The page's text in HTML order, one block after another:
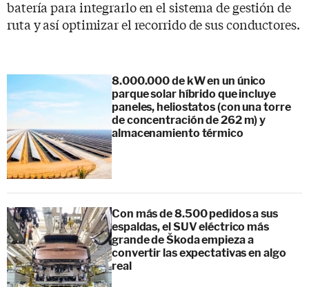
batería para integrarlo en el sistema de gestión de
ruta y así optimizar el recorrido de sus conductores.
8.000.000 de kW en un único
parque solar híbrido que incluye
paneles, heliostatos (con una torre
de concentración de 262 m) y
almacenamiento térmico
Con más de 8.500 pedidos a sus
espaldas, el SUV eléctrico más
grande de Škoda empieza a
convertir las expectativas en algo
real